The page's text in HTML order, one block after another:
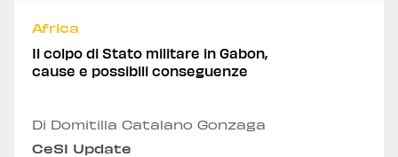
Africa
Il colpo di Stato militare in Gabon,
cause e possibili conseguenze
Di Domitilla Catalano Gonzaga
CeSI Update